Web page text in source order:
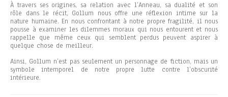
À travers ses origines, sa relation avec l’Anneau, sa dualité et son
rôle dans le récit, Gollum nous offre une réflexion intime sur la
nature humaine. En nous confrontant à notre propre fragilité, il nous
pousse à examiner les dilemmes moraux qui nous entourent et nous
rappelle que même ceux qui semblent perdus peuvent aspirer à
quelque chose de meilleur.
Ainsi, Gollum n’est pas seulement un personnage de fiction, mais un
symbole intemporel de notre propre lutte contre l’obscurité
intérieure.